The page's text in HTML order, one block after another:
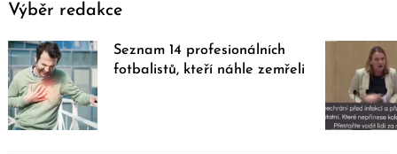
Výběr redakce
Seznam 14 profesionálních
fotbalistů, kteří náhle zemřeli